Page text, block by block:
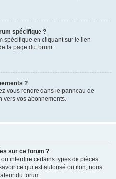
spécifique ?
spécifique en cliquant sur le lien
la page du forum.
?
vous rendre dans le panneau de
vers vos abonnements.
sur ce forum ?
interdire certains types de pièces
ce qui est autorisé ou non, nous
du forum.